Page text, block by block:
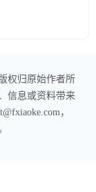
权归原始作者所
信息或资料带来
，